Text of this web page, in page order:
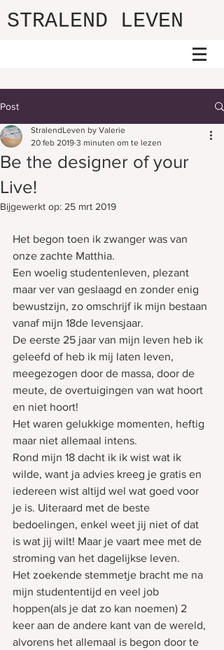
STRALEND LEVEN
Post
Be the designer of your
Live!
StralendLeven by Valerie
20 feb 2019 3 minuten om te lezen
Bijgewerkt op: 25 mrt 2019
Het begon toen ik zwanger was van
onze zachte Matthia.
Een woelig studentenleven, plezant
maar ver van geslaagd en zonder enig
bewustzijn, zo omschrijf ik mijn bestaan
vanaf mijn 18de levensjaar.
De eerste 25 jaar van mijn leven heb ik
geleefd of heb ik mij laten leven,
meegezogen door de massa, door de
meute, de overtuigingen van wat hoort
en niet hoort!
Het waren gelukkige momenten, heftig
maar niet allemaal intens.
Rond mijn 18 dacht ik ik wist wat ik
wilde, want ja advies kreeg je gratis en
iedereen wist altijd wel wat goed voor
je is. Uiteraard met de beste
bedoelingen, enkel weet jij niet of dat
is wat jij wilt! Maar je vaart mee met de
stroming van het dagelijkse leven.
Het zoekende stemmetje bracht me na
mijn studententijd en veel job
hoppen(als je dat zo kan noemen) 2
keer aan de andere kant van de wereld,
alvorens het allemaal is begon door te